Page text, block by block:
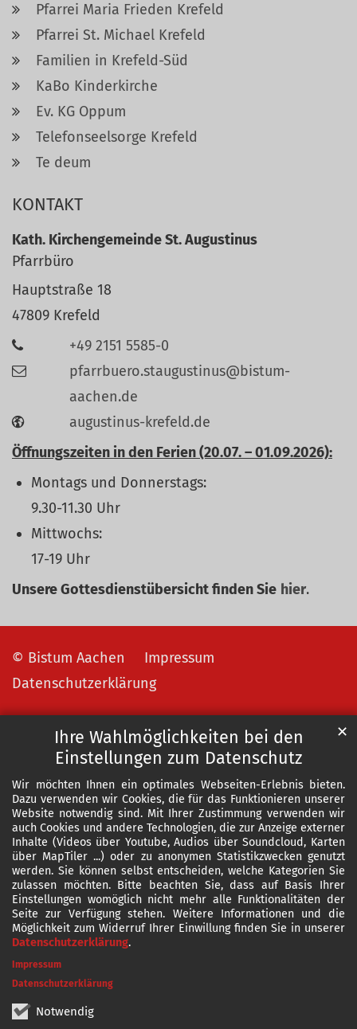
Ihre Wahlmöglichkeiten bei den
Einstellungen zum Datenschutz
Wir möchten Ihnen ein optimales Webseiten-Erlebnis bieten.
Dazu verwenden wir Cookies, die für das Funktionieren unserer
Website notwendig sind. Mit Ihrer Zustimmung verwenden wir
auch Cookies und andere Technologien, die zur Anzeige externer
Inhalte (Videos über Youtube, Audios über Soundcloud, Karten
über MapTiler ...) oder zu anonymen Statistikzwecken genutzt
werden. Sie können selbst entscheiden, welche Kategorien Sie
zulassen möchten. Bitte beachten Sie, dass auf Basis Ihrer
Einstellungen womöglich nicht mehr alle Funktionalitäten der
Seite zur Verfügung stehen. Weitere Informationen und die
Möglichkeit zum Widerruf Ihrer Einwillung finden Sie in unserer
Datenschutzerklärung.
Notwendig
✕
Impressum
Datenschutzerklärung
Pfarrei Maria Frieden Krefeld
Pfarrei St. Michael Krefeld
Familien in Krefeld-Süd
KaBo Kinderkirche
Ev. KG Oppum
Telefonseelsorge Krefeld
Te deum
KONTAKT
Kath. Kirchengemeinde St. Augustinus
Pfarrbüro
Hauptstraße 18
47809 Krefeld
+49 2151 5585-0
pfarrbuero.staugustinus@bistum-
aachen.de
augustinus-krefeld.de
Öffnungszeiten in den Ferien (20.07. – 01.09.2026):
Montags und Donnerstags:
9.30-11.30 Uhr
Mittwochs:
17-19 Uhr
Unsere Gottesdienstübersicht finden Sie hier.
© Bistum Aachen
Impressum
Datenschutzerklärung